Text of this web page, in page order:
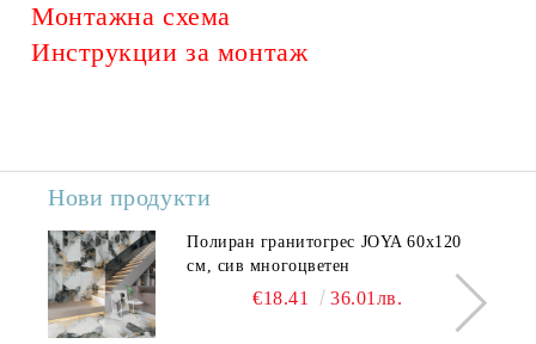
Монтажна схема
Инструкции за монтаж
Нови продукти
Полиран гранитогрес JOYA 60x120
см, сив многоцветен
€18.41 36.01лв.